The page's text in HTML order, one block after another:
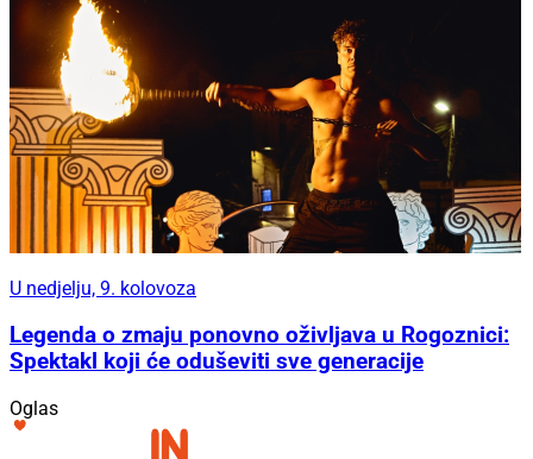
U nedjelju, 9. kolovoza
Legenda o zmaju ponovno oživljava u Rogoznici:
Spektakl koji će oduševiti sve generacije
Oglas